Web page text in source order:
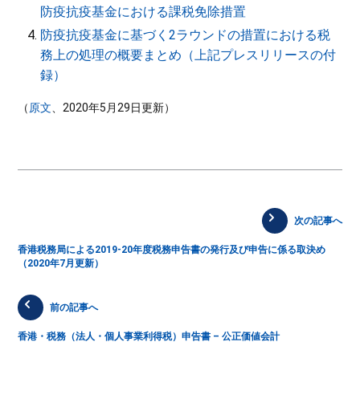
防疫抗疫基金における課税免除措置
防疫抗疫基金に基づく2ラウンドの措置における税
務上の処理の概要まとめ（上記プレスリリースの付
録）
（ 原文 、2020年5月29日更新）
次の記事へ
香港税務局による2019-20年度税務申告書の発行及び申告に係る取決め
（2020年7月更新）
前の記事へ
香港・税務（法人・個人事業利得税）申告書 – 公正価値会計